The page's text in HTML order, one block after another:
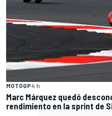
MOTOGP4 h
Marc Márquez quedó
rendimiento en la sprint de